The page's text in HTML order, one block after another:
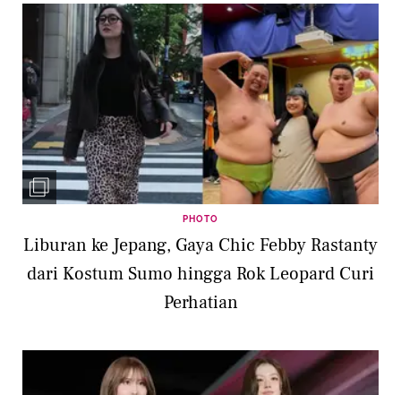
PHOTO
Liburan ke Jepang, Gaya Chic Febby Rastanty
dari Kostum Sumo hingga Rok Leopard Curi
Perhatian